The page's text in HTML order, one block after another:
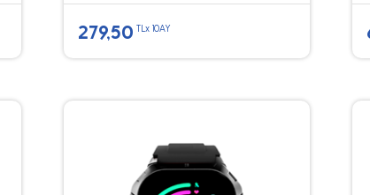
279,50 TLx 10AY